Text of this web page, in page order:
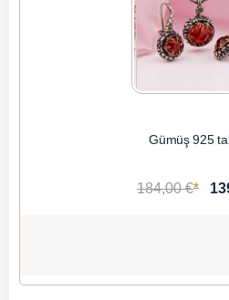
Gümüş 925
184,00 €*